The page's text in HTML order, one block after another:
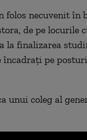
folos necuvenit în
de pe locurile
la finalizarea
pe
unui coleg al